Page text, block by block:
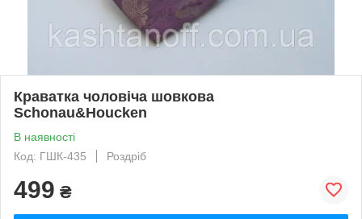
Краватка чоловіча шовкова
Schonau&Houcken
В наявності
Код: ГШК-435
Роздріб
499 ₴